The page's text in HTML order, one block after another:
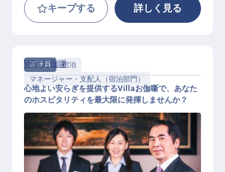
キープする 詳しく見る
正社員
宿泊
マネージャー・支配人（宿泊部門）
Villa お伽噺
心地よい安らぎを提供するVillaお伽噺で、あなた
のホスピタリティを最大限に発揮しませんか？